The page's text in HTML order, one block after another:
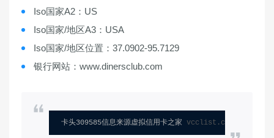
Iso国家A2：US
Iso国家/地区A3：USA
Iso国家/地区位置：37.0902-95.7129
银行网站：www.dinersclub.com
卡头309585信息来源虚拟信用卡之家 vcclist.com